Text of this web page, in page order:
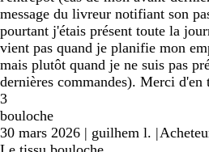
message du livreur notifiant son
pourtant j'étais présent toute la
vient pas quand je planifie mon
mais plutôt quand je ne suis pas
dernières commandes). Merci d'en
3
bouloche
30 mars 2026 | guilhem l. |